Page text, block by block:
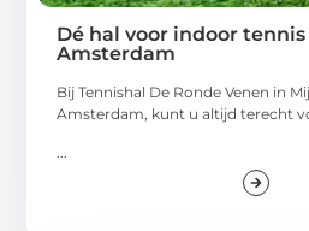
Dé hal voor indoor
Amsterdam
Bij Tennishal De Ronde Venen in
Amsterdam, kunt u altijd terecht
...